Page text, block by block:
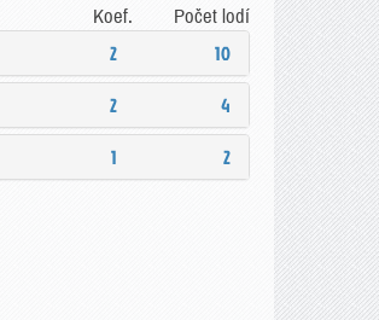
Koef. Počet lodí
2
10
2
4
1 2